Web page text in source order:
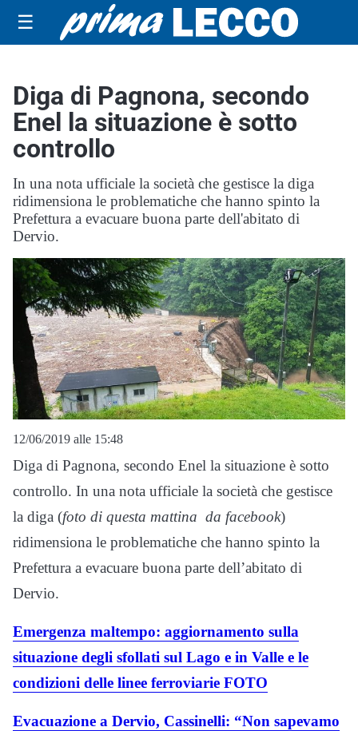
☰
Diga di Pagnona, secondo
Enel la situazione è sotto
controllo
In una nota ufficiale la società che gestisce la diga
ridimensiona le problematiche che hanno spinto la
Prefettura a evacuare buona parte dell'abitato di
Dervio.
12/06/2019 alle 15:48
Diga di Pagnona, secondo Enel la situazione è sotto
controllo. In una nota ufficiale la società che gestisce
la diga (foto di questa mattina da facebook)
ridimensiona le problematiche che hanno spinto la
Prefettura a evacuare buona parte dell’abitato di
Dervio.
Emergenza maltempo: aggiornamento sulla
situazione degli sfollati sul Lago e in Valle e le
condizioni delle linee ferroviarie FOTO
Evacuazione a Dervio, Cassinelli: “Non sapevamo